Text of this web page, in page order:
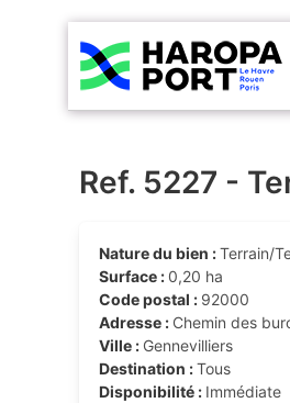
Ref. 5227 -
Nature du bien :Terrain/
Surface : 0,20 ha
Code postal : 92000
Adresse : Chemin des
Ville : Gennevilliers
Destination :Tous
Disponibilité : Immédiate